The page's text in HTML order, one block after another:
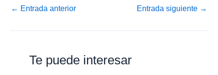
← Entrada anterior Entrada siguiente →
Te puede interesar